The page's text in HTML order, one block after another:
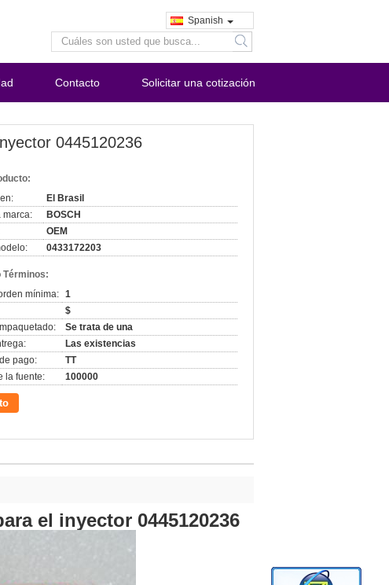
Spanish
search
Contacto Solicitar una cotización
0445120236
El Brasil
marca:
BOSCH
OEM
0433172203
Términos:
mínima: 1
$
Se trata de una
Las existencias
pago:
TT
la fuente:
100000
el inyector 0445120236